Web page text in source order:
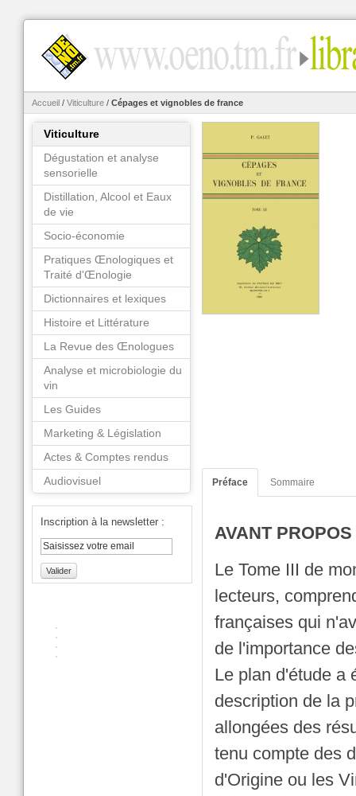
Accueil / Viticulture / Cépages et vignobles de france
Préface Sommaire
AVANT PROPOS
Le Tome III de
lecteurs,
françaises qui
de l'importance
Le plan d'étude a
description de la
allongées des
tenu compte des
d'Origine ou les
Viticulture
Dégustation et analyse
sensorielle
Distillation, Alcool et Eaux
de vie
Socio-économie
Pratiques Œnologiques et
Traité d'Œnologie
Dictionnaires et lexiques
Histoire et Littérature
La Revue des Œnologues
Analyse et microbiologie du
vin
Les Guides
Marketing & Législation
Actes & Comptes rendus
Audiovisuel
Inscription à la newsletter :
Valider